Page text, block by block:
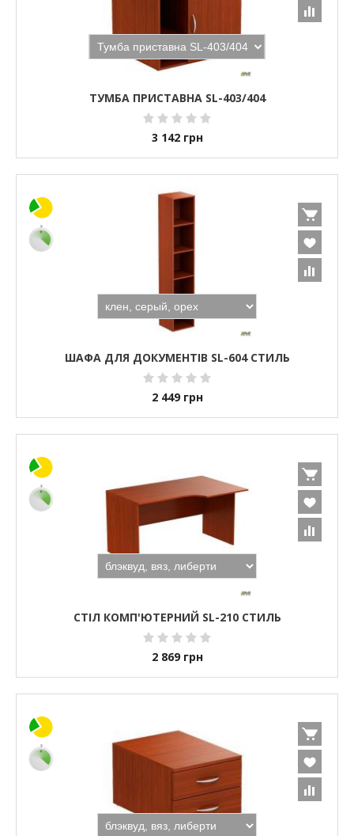
ТУМБА ПРИСТАВНА SL-403/404
3 142 грн
ШАФА ДЛЯ ДОКУМЕНТІВ SL-604 СТИЛЬ
2 449 грн
СТІЛ КОМП'ЮТЕРНИЙ SL-210 СТИЛЬ
2 869 грн